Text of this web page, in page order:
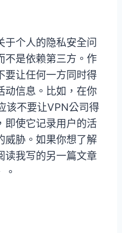
于个人的隐私安全问
不是依赖第三方。作
要让任何一方同时得
动信息。比如，在你
该不要让VPN公司得
即使它记录用户的活
威胁。如果你想了解
读我写的另一篇文章
。